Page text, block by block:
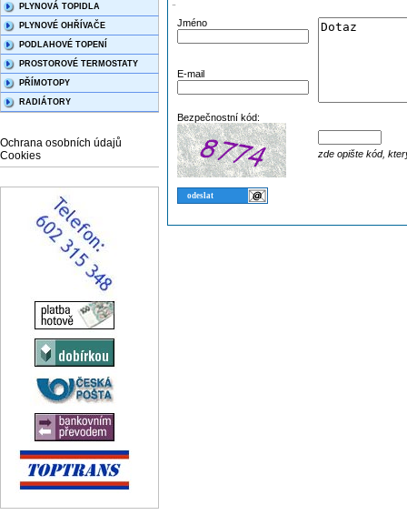
PLYNOVÁ TOPIDLA
PLYNOVÉ OHŘÍVAČE
PODLAHOVÉ TOPENÍ
PROSTOROVÉ TERMOSTATY
PŘÍMOTOPY
RADIÁTORY
Ochrana osobních údajů
Cookies
¨
Jméno
E-mail
Bezpečnostní kód:
zde opište kód,